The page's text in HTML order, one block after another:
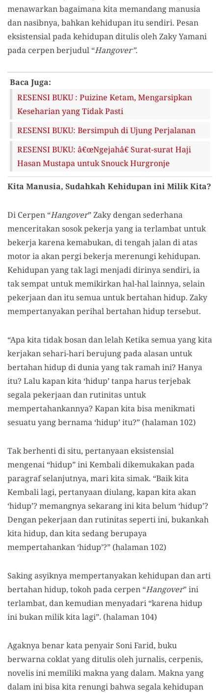
menawarkan bagaimana kita memandang manusia
dan nasibnya, bahkan kehidupan itu sendiri. Pesan
eksistensial pada kehidupan ditulis oleh Zaky Yamani
pada cerpen berjudul “Hangover”.
Baca Juga:
RESENSI BUKU : Puizine Ketam, Mengarsipkan
Keseharian yang Tidak Pasti
RESENSI BUKU: Bersimpuh di Ujung Perjalanan
RESENSI BUKU: â€œNgejahâ€ Surat-surat Haji
Hasan Mustapa untuk Snouck Hurgronje
Kita Manusia, Sudahkah Kehidupan ini Milik Kita?
Di Cerpen “Hangover” Zaky dengan sederhana
menceritakan sosok pekerja yang ia terlambat untuk
bekerja karena kemabukan, di tengah jalan di atas
motor ia akan pergi bekerja merenungi kehidupan.
Kehidupan yang tak lagi menjadi dirinya sendiri, ia
tak sempat untuk memikirkan hal-hal lainnya, selain
pekerjaan dan itu semua untuk bertahan hidup. Zaky
mempertanyakan perihal bertahan hidup tersebut.
“Apa kita tidak bosan dan lelah Ketika semua yang kita
kerjakan sehari-hari berujung pada alasan untuk
bertahan hidup di dunia yang tak ramah ini? Hanya
itu? Lalu kapan kita ‘hidup’ tanpa harus terjebak
segala pekerjaan dan rutinitas untuk
mempertahankannya? Kapan kita bisa menikmati
sesuatu yang bernama ‘hidup’ itu?” (halaman 102)
Tak berhenti di situ, pertanyaan eksistensial
mengenai “hidup” ini Kembali dikemukakan pada
paragraf selanjutnya, mari kita simak. “Baik kita
Kembali lagi, pertanyaan diulang, kapan kita akan
‘hidup’? memangnya sekarang ini kita belum ‘hidup’?
Dengan pekerjaan dan rutinitas seperti ini, bukankah
kita hidup, dan kita sedang berupaya
mempertahankan ‘hidup’?” (halaman 102)
Saking asyiknya mempertanyakan kehidupan dan arti
bertahan hidup, tokoh pada cerpen “Hangover” ini
terlambat, dan kemudian menyadari “karena hidup
ini bukan milik kita lagi”. (halaman 104)
Agaknya benar kata penyair Soni Farid, buku
berwarna coklat yang ditulis oleh jurnalis, cerpenis,
novelis ini memiliki makna yang dalam. Makna yang
dalam ini bisa kita renungi bahwa segala kehidupan